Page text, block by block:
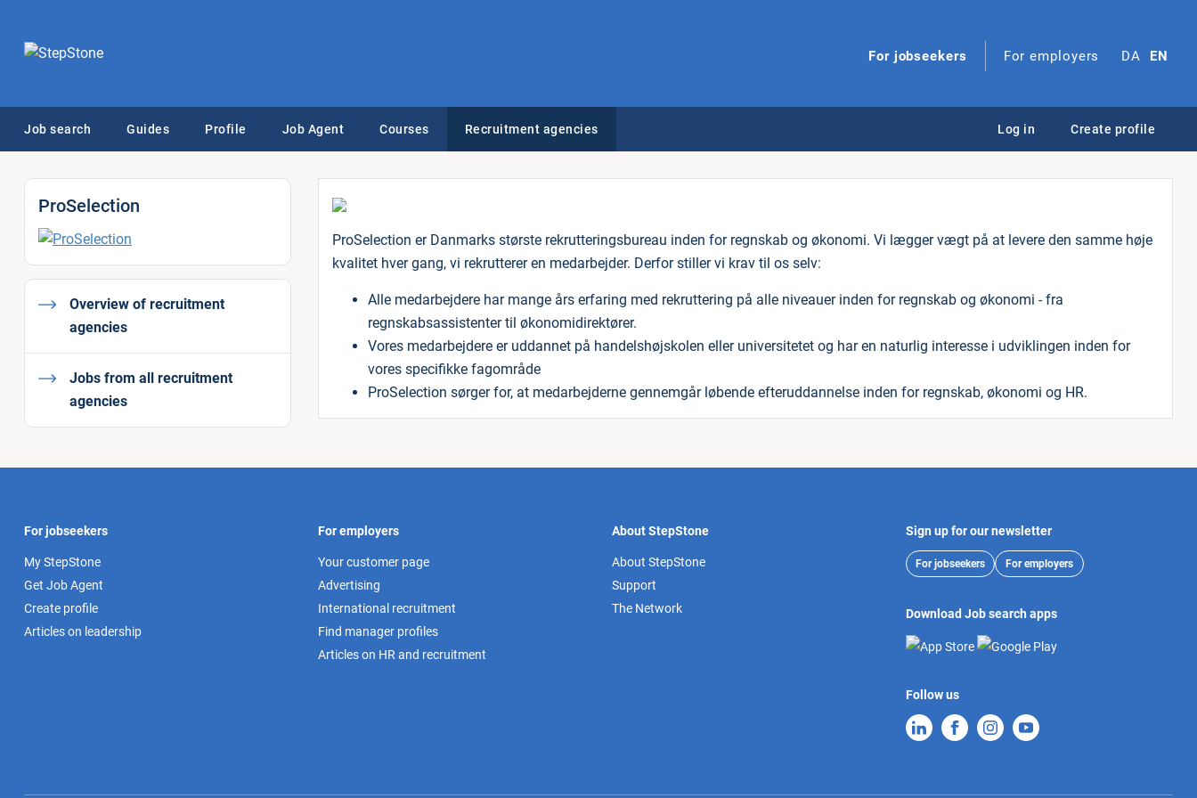
For jobseekers For employers DA EN
Job search Guides Profile Job Agent Courses Recruitment agencies Log in Create profile
ProSelection
Overview of recruitment
agencies
Jobs from all recruitment
agencies
ProSelection er Danmarks største rekrutteringsbureau inden for regnskab og økonomi. Vi lægger vægt på at levere den samme høje
kvalitet hver gang, vi rekrutterer en medarbejder. Derfor stiller vi krav til os selv:
Alle medarbejdere har mange års erfaring med rekruttering på alle niveauer inden for regnskab og økonomi - fra
regnskabsassistenter til økonomidirektører.
Vores medarbejdere er uddannet på handelshøjskolen eller universitetet og har en naturlig interesse i udviklingen inden for
vores specifikke fagområde
ProSelection sørger for, at medarbejderne gennemgår løbende efteruddannelse inden for regnskab, økonomi og HR.
For jobseekers
My StepStone
Get Job Agent
Create profile
Articles on leadership
For employers
Your customer page
Advertising
International recruitment
Find manager profiles
Articles on HR and recruitment
About StepStone
About StepStone
Support
The Network
Sign up for our newsletter
For jobseekers For employers
Download Job search apps
Follow us